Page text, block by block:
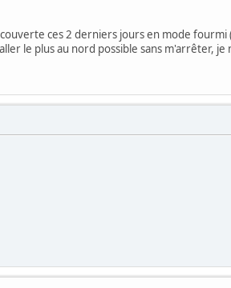
couverte ces 2 derniers jours en mode
le plus au nord possible sans m'arrêter,